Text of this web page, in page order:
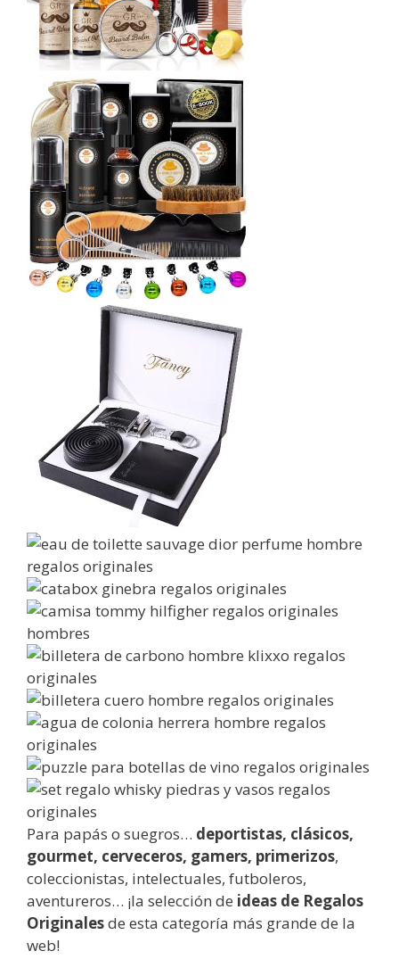
Para papás o suegros… deportistas, clásicos,
gourmet, cerveceros, gamers, primerizos,
coleccionistas, intelectuales, futboleros,
aventureros… ¡la selección de ideas de Regalos
Originalesde esta categoría más grande de la
web!